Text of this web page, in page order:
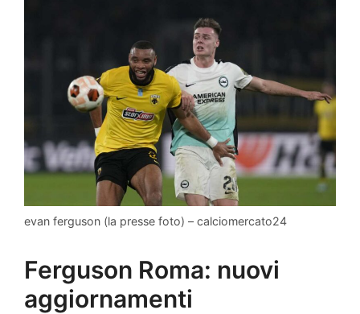
evan ferguson (la presse foto) – calciomercato24
Ferguson Roma: nuovi
aggiornamenti